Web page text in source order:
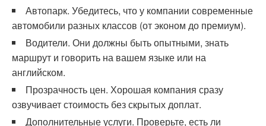
Автопарк. Убедитесь, что у компании современные
автомобили разных классов (от эконом до премиум).
Водители. Они должны быть опытными, знать
маршрут и говорить на вашем языке или на
английском.
Прозрачность цен. Хорошая компания сразу
озвучивает стоимость без скрытых доплат.
Дополнительные услуги. Проверьте, есть ли